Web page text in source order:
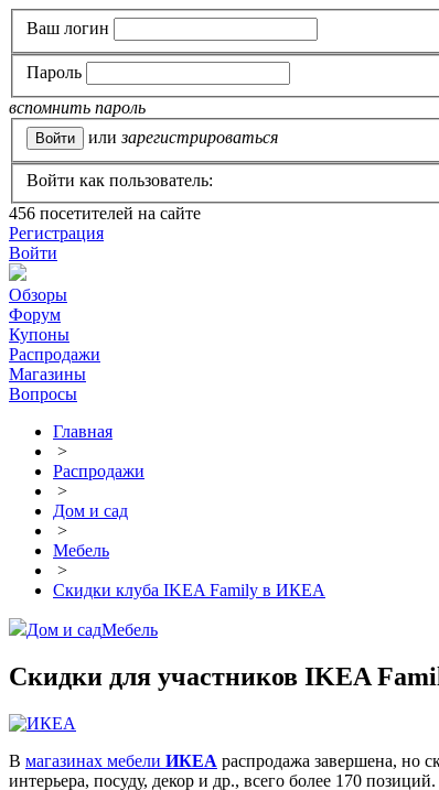
Ваш логин
Пароль
вспомнить пароль
или зарегистрироваться
Войти как пользователь:
456 посетителей на сайте
Регистрация
Войти
Обзоры
Форум
Купоны
Распродажи
Магазины
Вопросы
Главная
>
Распродажи
>
Дом и сад
>
Мебель
>
Скидки клуба IKEA Family в ИКЕА
Дом и садМебель
Скидки для участников IKEA
В магазинах мебели ИКЕА распродажа завершена, но
интерьера, посуду, декор и др., всего более 170